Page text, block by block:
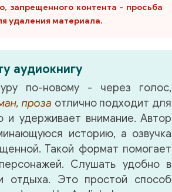
запрещенного контента - просьба
удаления материала.
аудиокнигу
по-новому - через голос,
проза отлично подходит для
и удерживает внимание. Автор
историю, а озвучка
Такой формат помогает
Слушать удобно в
отдыха. Это простой способ